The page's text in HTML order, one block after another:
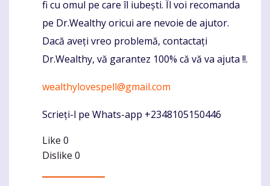
fi cu omul pe care îl iubești. Îl voi recomanda
pe Dr.Wealthy oricui are nevoie de ajutor.
Dacă aveți vreo problemă, contactați
Dr.Wealthy, vă garantez 100% că vă va ajuta !!.
wealthylovespell@gmail.com
Scrieți-l pe Whats-app +2348105150446
Like 0
Dislike 0